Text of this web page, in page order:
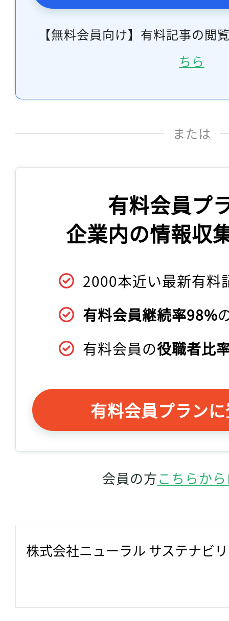
【無料会員向け】有料記事の閲
ちら
または
有料会員プ
企業内の情報収
2000本近い最新有料
有料会員継続率98%
有料会員の役職者比
有料会員プラン
会員の方こちらか
株式会社ニューラル サステナビ